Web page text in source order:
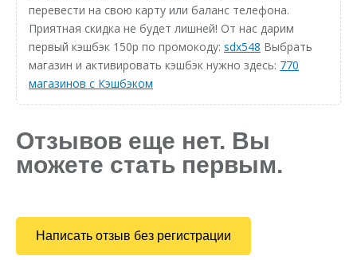
перевести на свою карту или баланс телефона.
Приятная скидка не будет лишней! От нас дарим
первый кэшбэк 150р по промокоду: sdx548 Выбрать
магазин и активировать кэшбэк нужно здесь: 770
магазинов с Кэшбэком
Отзывов еще нет. Вы
можете стать первым.
Написать отзыв без регистрации